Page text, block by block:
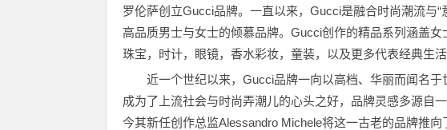
罗伦萨创立Gucci品牌。一直以来，Gucci是融合时尚潮流与
高品质男士与女士的倾慕品牌。Gucci创作的精品系列涵盖女
珠宝，时计，眼镜，香水彩妆，童装，以及更多代表经典生活
近一个世纪以来，Gucci品牌一向以高档、华丽而闻名于
成为了上流社会与时尚弄潮儿的心头之好，品牌灵感多源自
今其新任创作总监Alessandro Michele将这一古老的品牌推